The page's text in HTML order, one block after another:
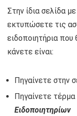
Στην ίδια σελίδα με
εκτυπώσετε τις
ειδοποιητήρια
κάνετε είναι:
Πηγαίνετε στην
Πηγαίνετε
Ειδοποιητηρίων